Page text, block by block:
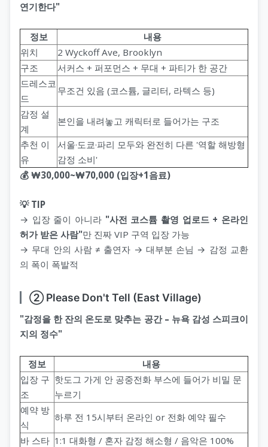
연기한다"
정보
내용
위치
2 Wyckoff Ave, Brooklyn
구조
서커스 + 퍼포먼스 + 무대 + 파티가 한 공간
드레스코
드
무조건 있음 (코스튬, 글리터, 라텍스 등)
감정 설
계
본인을 내려놓고 캐릭터로 들어가는 구조
추천 이
유
서울·도쿄·파리 모두와 완전히 다른 '역할 해방형
감정 소비'
💰 ₩30,000~₩70,000 (입장+1음료)
💡 TIP
→ 입장 줄이 아니라 "사전 코스튬 촬영 업로드 + 온라인
허가 받은 사람"만 진짜 VIP 구역 입장 가능
→ 무대 안의 사람 ≠ 출연자 → 대부분 손님 → 감정 교환
의 폭이 폭발적
② Please Don't Tell (East Village)
"감정을 한 잔의 온도로 맞추는 공간 – 뉴욕 감성 스피크이
지의 정수"
정보
내용
입장 구
조
핫도그 가게 안 공중전화 부스에 들어가 비밀 문
누르기
예약 방
식
하루 전 15시부터 온라인 or 전화 예약 필수
바 스타 1:1 대화형 / 혼자 감정 해소형 / 음악은 100%